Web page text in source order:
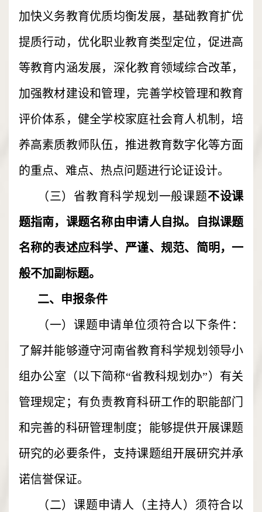
加快义务教育优质均衡发展，基础教育扩优
提质行动，优化职业教育类型定位，促进高
等教育内涵发展，深化教育领域综合改革，
加强教材建设和管理，完善学校管理和教育
评价体系，健全学校家庭社会育人机制，培
养高素质教师队伍，推进教育数字化等方面
的重点、难点、热点问题进行论证设计。
（三）省教育科学规划一般课题不设课
题指南，课题名称由申请人自拟。自拟课题
名称的表述应科学、严谨、规范、简明，一
般不加副标题。
二、申报条件
（一）课题申请单位须符合以下条件：
了解并能够遵守河南省教育科学规划领导小
组办公室（以下简称“省教科规划办”）有关
管理规定；有负责教育科研工作的职能部门
和完善的科研管理制度；能够提供开展课题
研究的必要条件，支持课题组开展研究并承
诺信誉保证。
（二）课题申请人（主持人）须符合以